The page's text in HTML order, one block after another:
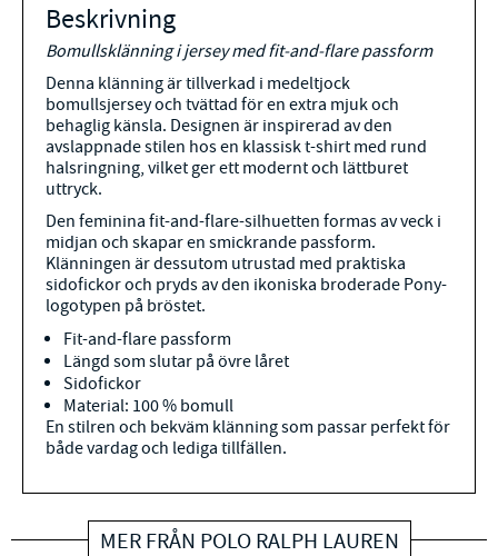
Beskrivning
Bomullsklänning i jersey med fit-and-flare passform
Denna klänning är tillverkad i medeltjock
bomullsjersey och tvättad för en extra mjuk och
behaglig känsla. Designen är inspirerad av den
avslappnade stilen hos en klassisk t-shirt med rund
halsringning, vilket ger ett modernt och lättburet
uttryck.
Den feminina fit-and-flare-silhuetten formas av veck i
midjan och skapar en smickrande passform.
Klänningen är dessutom utrustad med praktiska
sidofickor och pryds av den ikoniska broderade Pony-
logotypen på bröstet.
Fit-and-flare passform
Längd som slutar på övre låret
Sidofickor
Material: 100 % bomull
En stilren och bekväm klänning som passar perfekt för
både vardag och lediga tillfällen.
MER FRÅN POLO RALPH LAUREN